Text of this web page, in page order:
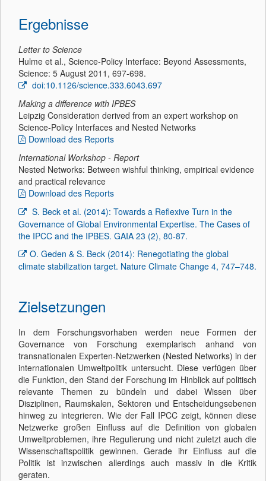
Ergebnisse
Letter to Science
Hulme et al., Science-Policy Interface: Beyond Assessments,
Science: 5 August 2011, 697-698.
doi:10.1126/science.333.6043.697
Making a difference with IPBES
Leipzig Consideration derived from an expert workshop on
Science-Policy Interfaces and Nested Networks
Download des Reports
International Workshop - Report
Nested Networks: Between wishful thinking, empirical evidence
and practical relevance
Download des Reports
S. Beck et al. (2014): Towards a Reflexive Turn in the
Governance of Global Environmental Expertise. The Cases of
the IPCC and the IPBES. GAIA 23 (2), 80-87.
O. Geden & S. Beck (2014): Renegotiating the global
climate stabilization target. Nature Climate Change 4, 747–748.
Zielsetzungen
In dem Forschungsvorhaben werden neue Formen der
Governance von Forschung exemplarisch anhand von
transnationalen Experten-Netzwerken (Nested Networks) in der
internationalen Umweltpolitik untersucht. Diese verfügen über
die Funktion, den Stand der Forschung im Hinblick auf politisch
relevante Themen zu bündeln und dabei Wissen über
Disziplinen, Raumskalen, Sektoren und Entscheidungsebenen
hinweg zu integrieren. Wie der Fall IPCC zeigt, können diese
Netzwerke großen Einfluss auf die Definition von globalen
Umweltproblemen, ihre Regulierung und nicht zuletzt auch die
Wissenschaftspolitik gewinnen. Gerade ihr Einfluss auf die
Politik ist inzwischen allerdings auch massiv in die Kritik
geraten.